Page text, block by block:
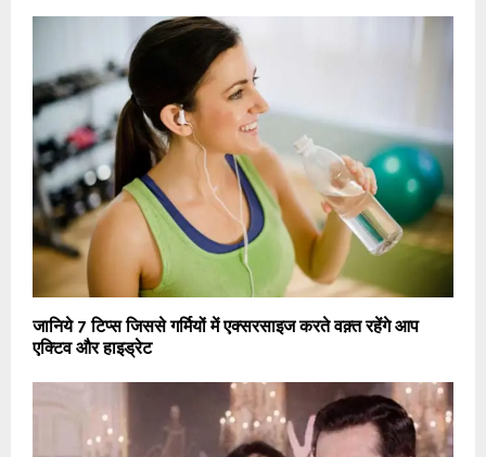
जानिये 7 टिप्स जिससे गर्मियों में एक्सरसाइज करते वक़्त रहेंगे आप
एक्टिव और हाइड्रेट